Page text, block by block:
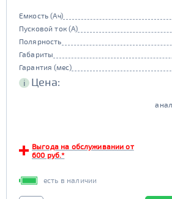
Емкость (Ач)
Пусковой ток (А)
Полярность
Габариты
Гарантия (мес)
i Цена:
Выгода на обслуживании от
600 руб.*
есть в наличии